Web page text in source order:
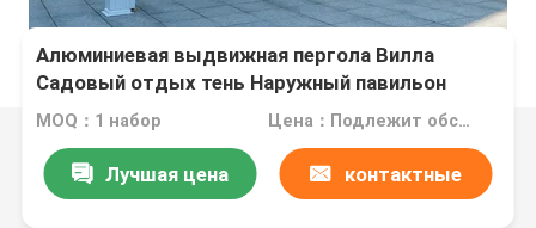
Алюминиевая выдвижная пергола Вилла
Садовый отдых тень Наружный павильон
MOQ：1 набор Цена：Подлежит обсуждению
Лучшая цена контактные